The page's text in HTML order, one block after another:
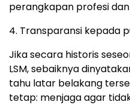
perangkapan profesi
4. Transparansi kepada
Jika secara historis
LSM, sebaiknya
tahu latar belakang
tetap: menjaga agar